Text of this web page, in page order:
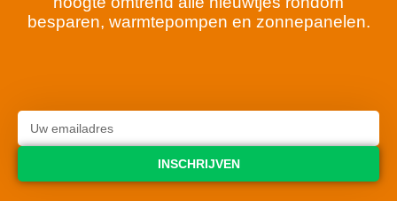
besparen, warmtepompen en zonnepanelen.
INSCHRIJVEN